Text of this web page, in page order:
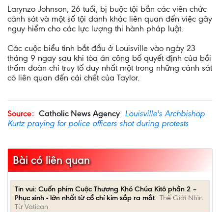
Larynzo Johnson, 26 tuổi, bị buộc tội bắn các viên chức
cảnh sát và một số tội danh khác liên quan đến việc gây
nguy hiểm cho các lực lượng thi hành pháp luật.
Các cuộc biểu tình bắt đầu ở Louisville vào ngày 23
tháng 9 ngay sau khi tòa án công bố quyết định của bồi
thẩm đoàn chỉ truy tố duy nhất một trong những cảnh sát
có liên quan đến cái chết của Taylor.
Source: Catholic News Agency Louisville's Archbishop
Kurtz praying for police officers shot during protests
Bài có liên quan
Tin vui: Cuốn phim Cuộc Thương Khó Chúa Kitô phần 2 –
Phục sinh - lớn nhất từ cổ chí kim sắp ra mắt Thế Giới Nhìn
Từ Vatican